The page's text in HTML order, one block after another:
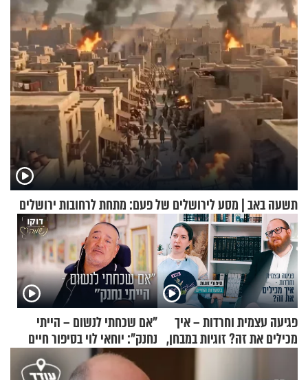
תשעה באב | מסע לירושלים של פעם: מתחת לרחובות ירושלים
פגיעה עצמית וחרדות – איך
מכילים את זה? זוגיות במבחן,
"אם שכחתי לנשום – הייתי
נחנק": יוחאי לוי בסיפור חיים
מעורר השראה